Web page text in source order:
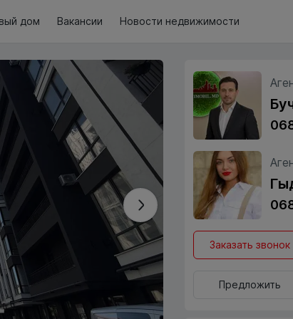
Заказать звонок
Предложить
дом Вакансии Новости недвижимости